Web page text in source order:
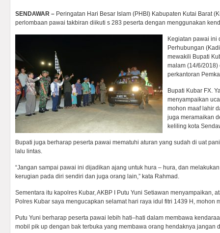
SENDAWAR – Peringatan Hari Besar Islam (PHBI) Kabupaten Kutai Barat
perlombaan pawai takbiran diikuti s 283 peserta dengan menggunakan
Kegiatan pawai ini
Perhubungan
mewakili Bupati
malam (14/6/
perkantoran
Bupati Kubar FX.
menyampaikan
mohon maaf lahir
juga meramaikan
keliling kota
Bupati juga berharap peserta pawai mematuhi aturan yang sudah di uat
lalu lintas.
“Jangan sampai pawai ini dijadikan ajang untuk hura – hura, dan
kerugian pada diri sendiri dan juga orang lain,” kata Rahmad.
Sementara itu kapolres Kubar, AKBP I Putu Yuni Setiawan menyampaikan,
Polres Kubar saya mengucapkan selamat hari raya idul fitri 1439 H, mohon
Putu Yuni berharap peserta pawai lebih hati–hati dalam membawa
mobil pik up dengan bak terbuka yang membawa orang hendaknya jangan